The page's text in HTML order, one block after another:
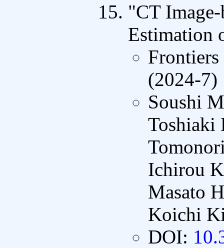
"CT
Estimation
(2024-7)
Soushi
Toshiaki
Ichirou
Masato
Koichi
DOI: